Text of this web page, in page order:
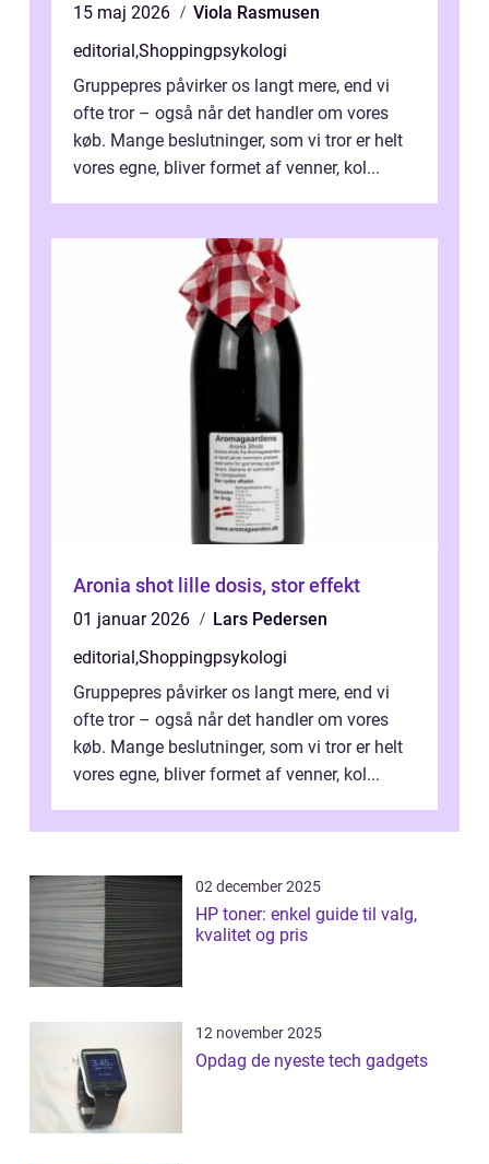
15 maj 2026
Viola Rasmusen
editorial,Shoppingpsykologi
Gruppepres påvirker os langt mere, end vi
ofte tror – også når det handler om vores
køb. Mange beslutninger, som vi tror er helt
vores egne, bliver formet af venner, kol...
Aronia shot lille dosis, stor effekt
01 januar 2026
Lars Pedersen
editorial,Shoppingpsykologi
Gruppepres påvirker os langt mere, end vi
ofte tror – også når det handler om vores
køb. Mange beslutninger, som vi tror er helt
vores egne, bliver formet af venner, kol...
02 december 2025
HP toner: enkel guide til valg,
kvalitet og pris
12 november 2025
Opdag de nyeste tech gadgets